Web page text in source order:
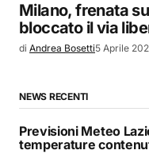
Milano, frenata
bloccato il via
di Andrea Bosetti5 Aprile
NEWS RECENTI
Previsioni Meteo
temperature